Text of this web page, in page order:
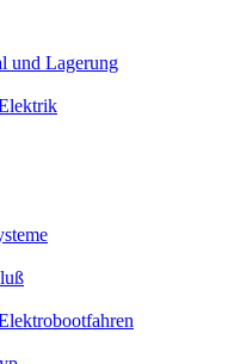
und Lagerung